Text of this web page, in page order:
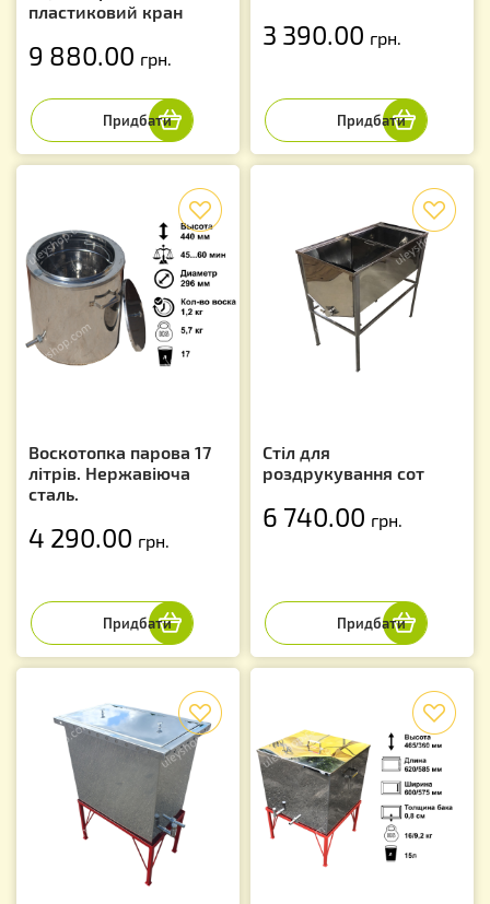
пластиковий кран
9 880.00 грн.
3 390.00 грн.
Воскотопка парова 17
літрів. Нержавіюча
сталь.
4 290.00 грн.
Стіл для
роздрукування сот
6 740.00 грн.